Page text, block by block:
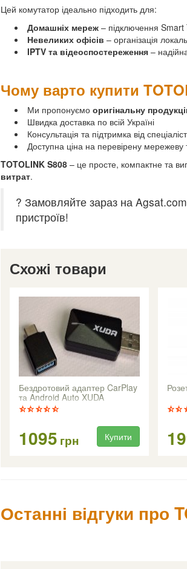
Цей комутатор ідеально підходить для:
Домашніх мереж – підключення Smart
Невеликих офісів – організація
IPTV та відеоспостереження –
Чому варто купити
Ми пропонуємо оригінальну
Швидка доставка по всій Україні
Консультація та підтримка від
Доступна ціна на перевірену мережеву
TOTOLINK S808 – це просте, компактне та
витрат.
? Замовляйте зараз на
пристроїв!
Схожі товари
Бездротовий адаптер CarPlay
та Android Auto XUDA
1095 грн Купити
Останні відгуки про